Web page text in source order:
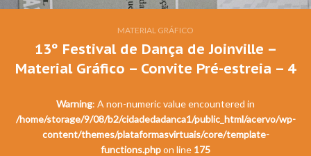
MATERIAL GRÁFICO
13º Festival de Dança de Joinville –
Material Gráfico – Convite Pré-estreia – 4
Warning: A non-numeric value encountered in
/home/storage/9/08/b2/cidadedadanca1/public_html/acervo/wp-
content/themes/plataformasvirtuais/core/template-
functions.phpon line 175